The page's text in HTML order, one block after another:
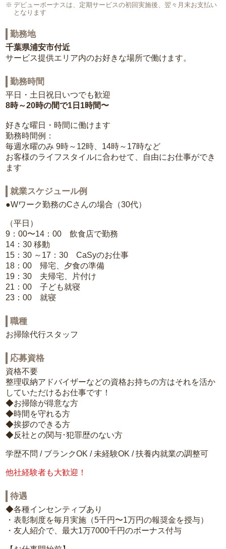
デビューボーナスは、定期サービスの初回実施後、翌々月末お支払い
となります
勤務地
千葉県浦安市付近
サービス提供エリア内のお好きな場所で働けます。
勤務時間
平日・土日祝日いつでも歓迎
8時～20時の間で1日1時間〜
好きな曜日・時間に働けます
勤務時間例：
毎週水曜のみ 9時～12時、14時～17時など
お客様のライフスタイルに合わせて、自由にお仕事ができ
ます
就業スケジュール例
●Wワーク勤務のCさんの場合（30代）
（平日）
9：00〜14：00 飲食店で勤務
14：30 移動
15：30 ～17：30 CaSyのお仕事
18：00 帰宅、夕食の準備
19：30 夫帰宅、片付け
21：00 子ども就寝
23：00 就寝
職種
お掃除代行スタッフ
応募資格
資格不要
整理収納アドバイザーなどの資格お持ちの方はそれを活か
していただけるお仕事です！
◆お掃除が得意な方
◆時間を守れる方
◆挨拶のできる方
◆反社との関与･犯罪歴のない方
学歴不問 / ブランクOK / 未経験OK / 扶養内就業の調整可
他社経験者も大歓迎！
待遇
◆各種インセンティブあり
・表彰制度を毎月実施（5千円〜1万円の報奨金を授与）
・友人紹介で、最大1万7000千円のボーナス付与